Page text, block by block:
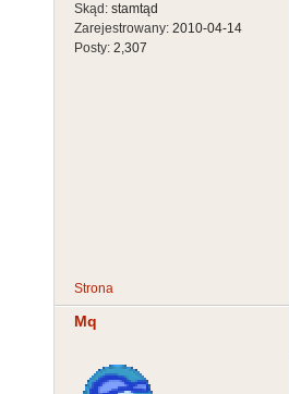
Skąd: stamtąd
Zarejestrowany: 2010-04-14
Posty: 2,307
Strona
Mq